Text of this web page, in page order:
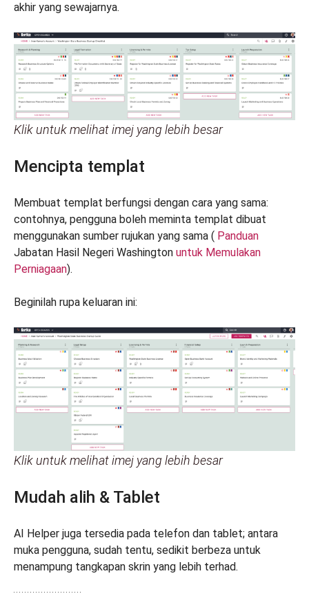
akhir yang sewajarnya.
Klik untuk melihat imej yang lebih besar
Mencipta templat
Membuat templat berfungsi dengan cara yang sama:
contohnya, pengguna boleh meminta templat dibuat
menggunakan sumber rujukan yang sama ( Panduan
Jabatan Hasil Negeri Washington untuk Memulakan
Perniagaan).
Beginilah rupa keluaran ini:
Klik untuk melihat imej yang lebih besar
Mudah alih & Tablet
AI Helper juga tersedia pada telefon dan tablet; antara
muka pengguna, sudah tentu, sedikit berbeza untuk
menampung tangkapan skrin yang lebih terhad.